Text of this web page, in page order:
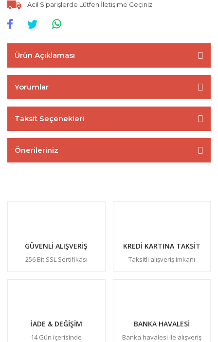
Acil Siparişlerde Lütfen İletişime Geçiniz
Ürün Açıklaması
Yorumlar
Taksit Seçenekleri
Önerileriniz
GÜVENLİ ALIŞVERİŞ
256 Bit SSL Sertifikası
KREDİ KARTINA TAKSİT
Taksitli alışveriş imkanı
İADE & DEĞİŞİM
14 Gün içerisinde
BANKA HAVALESİ
Banka havalesi ile alışveriş